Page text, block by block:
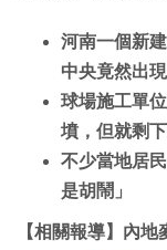
河南一個新
中央竟然出
球場施工單
墳，但就剩
不少當地居
是胡鬧」
【相關報導】內